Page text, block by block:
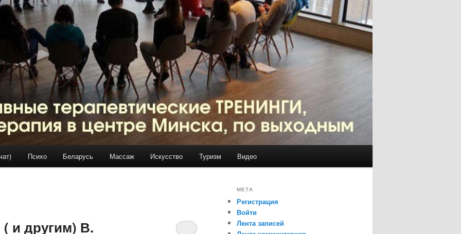
Психо Беларусь Массаж Искусство Туризм Видео
( и другим) В.
МЕТА
Регистрация
Войти
Лента записей